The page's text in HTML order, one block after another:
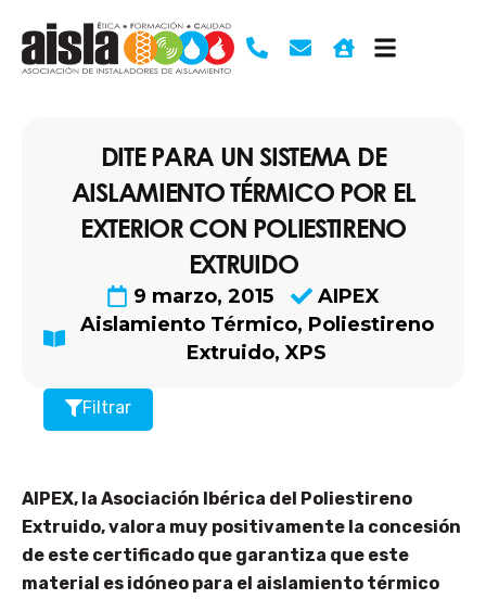
contenido
DITE PARA UN SISTEMA DE
AISLAMIENTO TÉRMICO POR EL
EXTERIOR CON POLIESTIRENO
EXTRUIDO
9 marzo, 2015
AIPEX
Aislamiento Térmico, Poliestireno
Extruido,XPS
Filtrar
AIPEX, la Asociación Ibérica del Poliestireno
Extruido, valora muy positivamente la concesión
de este certificado que garantiza que este
material es idóneo para el aislamiento térmico